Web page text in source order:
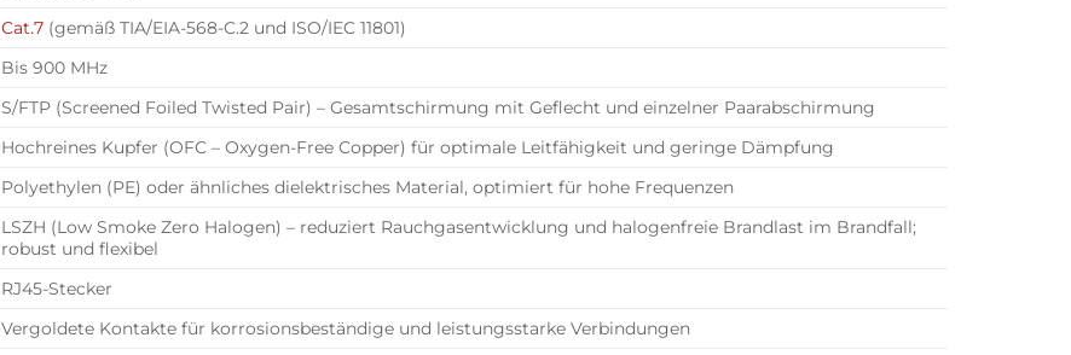
Cat.7 (gemäß TIA/EIA-568-C.2 und ISO/IEC 11801)
Bis 900 MHz
S/FTP (Screened Foiled Twisted Pair) – Gesamtschirmung mit Geflecht und einzelner Paarabschirmung
Hochreines Kupfer (OFC – Oxygen-Free Copper) für optimale Leitfähigkeit und geringe Dämpfung
Polyethylen (PE) oder ähnliches dielektrisches Material, optimiert für hohe Frequenzen
LSZH (Low Smoke Zero Halogen) – reduziert Rauchgasentwicklung und halogenfreie Brandlast im Brandfall;
robust und flexibel
RJ45-Stecker
Vergoldete Kontakte für korrosionsbeständige und leistungsstarke Verbindungen